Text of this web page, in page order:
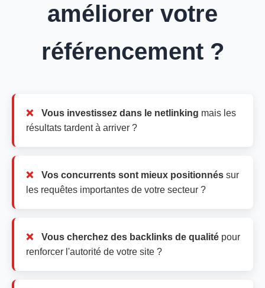
améliorer votre
référencement ?
Vous investissez dans le netlinking mais les
résultats tardent à arriver ?
Vos concurrents sont mieux positionnés sur
les requêtes importantes de votre secteur ?
Vous cherchez des backlinks de qualité pour
renforcer l'autorité de votre site ?